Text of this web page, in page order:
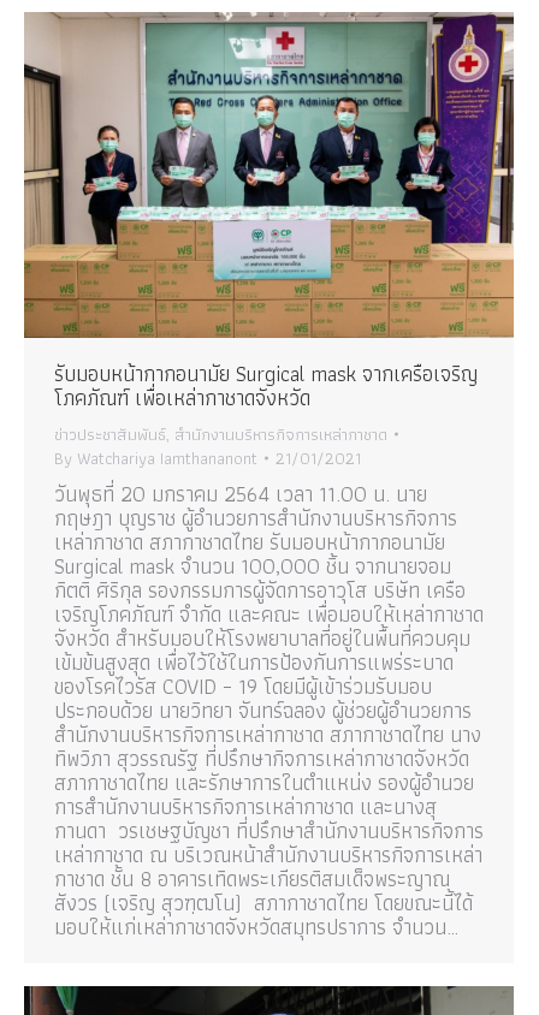
รับมอบหน้ากากอนามัย Surgical mask จากเครือเจริญ
โภคภัณฑ์ เพื่อเหล่ากาชาดจังหวัด
ข่าวประชาสัมพันธ์, สำนักงานบริหารกิจการเหล่ากาชาด
By Watchariya Iamthananont 21/01/2021
วันพุธที่ 20 มกราคม 2564 เวลา 11.00 น. นาย
กฤษฎา บุญราช ผู้อำนวยการสำนักงานบริหารกิจการ
เหล่ากาชาด สภากาชาดไทย รับมอบหน้ากากอนามัย
Surgical mask จำนวน 100,000 ชิ้น จากนายจอม
กิตติ ศิริกุล รองกรรมการผู้จัดการอาวุโส บริษัท เครือ
เจริญโภคภัณฑ์ จำกัด และคณะ เพื่อมอบให้เหล่ากาชาด
จังหวัด สำหรับมอบให้โรงพยาบาลที่อยู่ในพื้นที่ควบคุม
เข้มข้นสูงสุด เพื่อไว้ใช้ในการป้องกันการแพร่ระบาด
ของโรคไวรัส COVID – 19 โดยมีผู้เข้าร่วมรับมอบ
ประกอบด้วย นายวิทยา จันทร์ฉลอง ผู้ช่วยผู้อำนวยการ
สำนักงานบริหารกิจการเหล่ากาชาด สภากาชาดไทย นาง
ทิพวิภา สุวรรณรัฐ ที่ปรึกษากิจการเหล่ากาชาดจังหวัด
สภากาชาดไทย และรักษาการในตำแหน่ง รองผู้อำนวย
การสำนักงานบริหารกิจการเหล่ากาชาด และนางสุ
กานดา วรเชษฐบัญชา ที่ปรึกษาสำนักงานบริหารกิจการ
เหล่ากาชาด ณ บริเวณหน้าสำนักงานบริหารกิจการเหล่า
กาชาด ชั้น 8 อาคารเทิดพระเกียรติสมเด็จพระญาณ
สังวร (เจริญ สุวฑฺฒโน) สภากาชาดไทย โดยขณะนี้ได้
มอบให้แก่เหล่ากาชาดจังหวัดสมุทรปราการ จำนวน…